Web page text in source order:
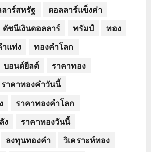
าร์สหรัฐ
ดอลลาร์แข็งค่า
ดัชนีเงินดอลลาร์ ทรัมป์
ทอง
แท่ง
ทองคำโลก
บอนด์ยีลด์
ราคาทอง
ราคาทองคำวันนี้
ราคาทองคำโลก
ง
ราคาทองวันนี้
ลงทุนทองคำ
วิเคราะห์ทอง